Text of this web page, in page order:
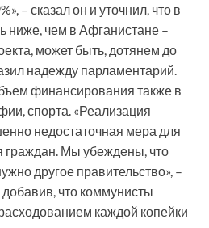
– сказал он и уточнил, что в
ниже, чем в Афганистане –
может быть, дотянем до
надежду парламентарий.
финансирования также в
спорта. «Реализация
недостаточная мера для
Мы убеждены, что
другое правительство», –
что коммунисты
каждой копейки